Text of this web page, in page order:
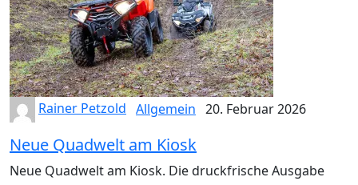
Rainer Petzold Allgemein 20. Februar 2026
Neue Quadwelt am Kiosk
Neue Quadwelt am Kiosk. Die druckfrische Ausgabe